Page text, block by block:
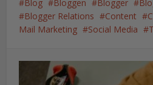
Blog Bloggen Blogger
Blogger Relations
Content
Mail Marketing
Social Media